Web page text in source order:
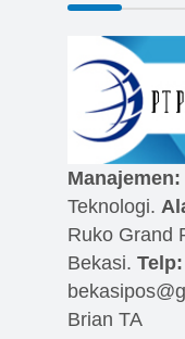
Manajemen:
Teknologi.
Ruko Grand
Bekasi. Telp:
Brian TA